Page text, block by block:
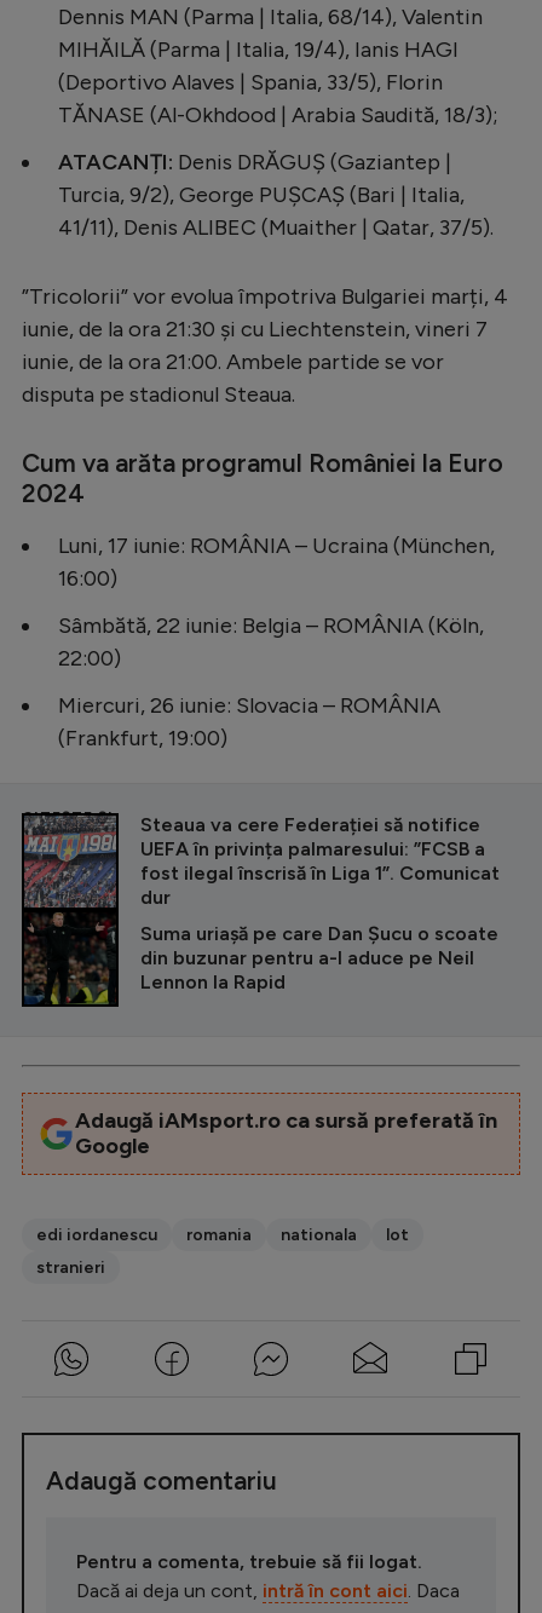
Creează cont
Dennis MAN (Parma | Italia, 68/14), Valentin
MIHĂILĂ (Parma | Italia, 19/4), Ianis HAGI
(Deportivo Alaves | Spania, 33/5), Florin
TĂNASE (Al-Okhdood | Arabia Saudită, 18/3);
ATACANȚI: Denis DRĂGUȘ (Gaziantep |
Turcia, 9/2), George PUȘCAȘ (Bari | Italia,
41/11), Denis ALIBEC (Muaither | Qatar, 37/5).
”Tricolorii” vor evolua împotriva Bulgariei marți, 4
iunie, de la ora 21:30 și cu Liechtenstein, vineri 7
iunie, de la ora 21:00. Ambele partide se vor
disputa pe stadionul Steaua.
Cum va arăta programul României la Euro
2024
Luni, 17 iunie: ROMÂNIA – Ucraina (München,
16:00)
Sâmbătă, 22 iunie: Belgia – ROMÂNIA (Köln,
22:00)
Miercuri, 26 iunie: Slovacia – ROMÂNIA
(Frankfurt, 19:00)
CITEȘTE ȘI
Steaua va cere Federației să notifice
UEFA în privința palmaresului: ”FCSB a
fost ilegal înscrisă în Liga 1”. Comunicat
dur
Suma uriașă pe care Dan Șucu o scoate
din buzunar pentru a-l aduce pe Neil
Lennon la Rapid
Adaugă iAMsport.ro ca sursă preferată în
Google
edi iordanescu romania nationala
lot
stranieri
Adaugă comentariu
Pentru a comenta, trebuie să fii logat.
Dacă ai deja un cont, intră în cont aici . Daca